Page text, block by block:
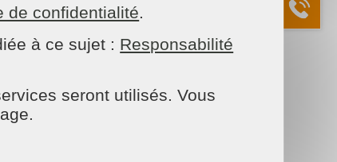
de confidentialité
à ce sujet : Responsabilité
seront utilisés. Vous